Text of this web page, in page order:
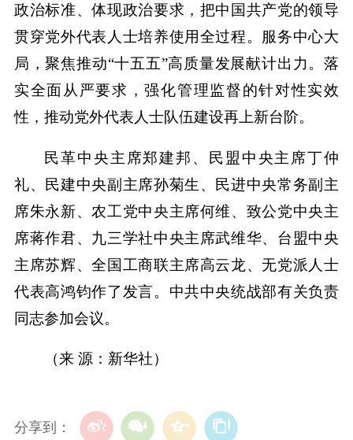
政治标准、体现政治要求，把中国共产党的领导
贯穿党外代表人士培养使用全过程。服务中心大
局，聚焦推动“十五五”高质量发展献计出力。落
实全面从严要求，强化管理监督的针对性实效
性，推动党外代表人士队伍建设再上新台阶。
民革中央主席郑建邦、民盟中央主席丁仲
礼、民建中央副主席孙菊生、民进中央常务副主
席朱永新、农工党中央主席何维、致公党中央主
席蒋作君、九三学社中央主席武维华、台盟中央
主席苏辉、全国工商联主席高云龙、无党派人士
代表高鸿钧作了发言。中共中央统战部有关负责
同志参加会议。
（来 源：新华社）
分享到：